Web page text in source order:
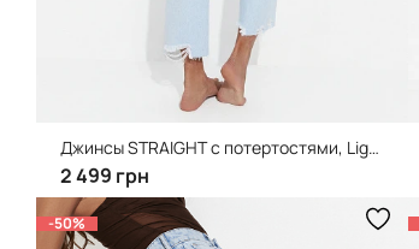
Джинсы STRAIGHT с потертостями, Light Blue
2 499 грн
-50%